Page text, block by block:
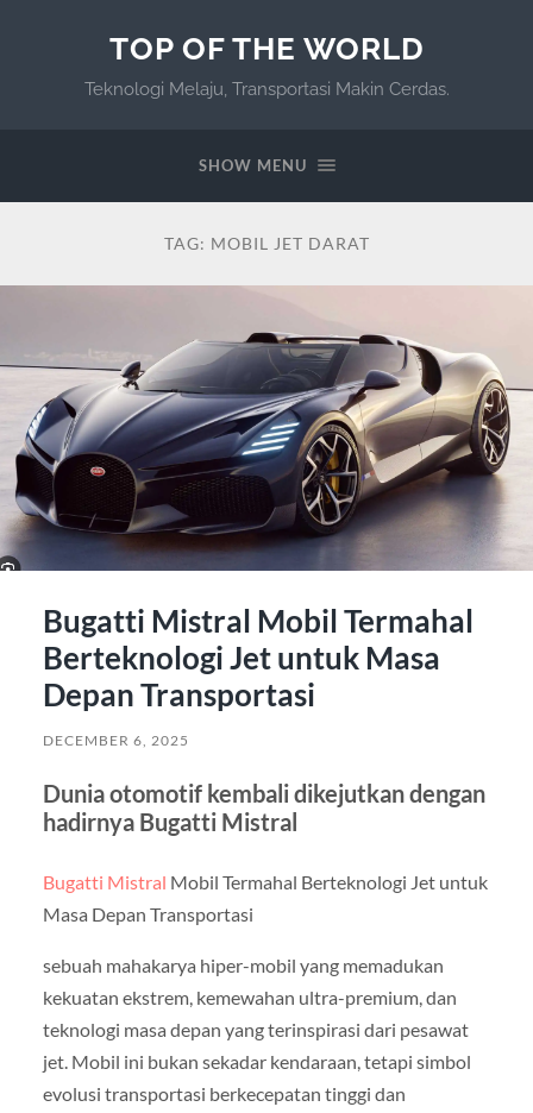
TOP OF THE WORLD
Teknologi Melaju, Transportasi Makin Cerdas.
SHOW MENU
TAG: MOBIL JET DARAT
Bugatti Mistral Mobil Termahal
Berteknologi Jet untuk Masa
Depan Transportasi
DECEMBER 6, 2025
Dunia otomotif kembali dikejutkan dengan
hadirnya Bugatti Mistral
Bugatti Mistral Mobil Termahal Berteknologi Jet untuk
Masa Depan Transportasi
sebuah mahakarya hiper-mobil yang memadukan
kekuatan ekstrem, kemewahan ultra-premium, dan
teknologi masa depan yang terinspirasi dari pesawat
jet. Mobil ini bukan sekadar kendaraan, tetapi simbol
evolusi transportasi berkecepatan tinggi dan